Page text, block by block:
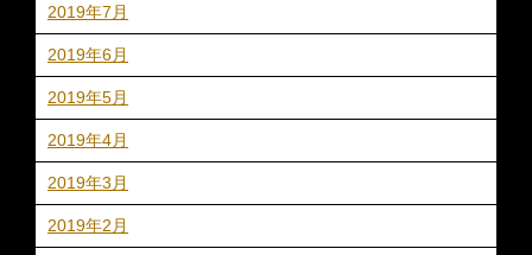
2019年7月
2019年6月
2019年5月
2019年4月
2019年3月
2019年2月